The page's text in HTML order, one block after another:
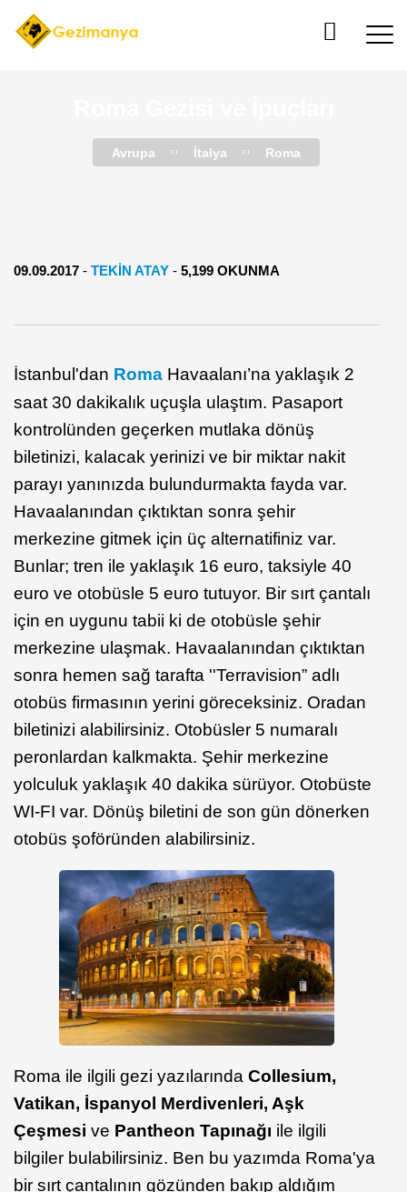
Avrupa İtalya Roma
09.09.2017 - TEKIN ATAY - 5,199 OKUNMA
İstanbul'dan Roma Havaalanı’na yaklaşık 2
saat 30 dakikalık uçuşla ulaştım. Pasaport
kontrolünden geçerken mutlaka dönüş
biletinizi, kalacak yerinizi ve bir miktar nakit
parayı yanınızda bulundurmakta fayda var.
Havaalanından çıktıktan sonra şehir
merkezine gitmek için üç alternatifiniz var.
Bunlar; tren ile yaklaşık 16 euro, taksiyle 40
euro ve otobüsle 5 euro tutuyor. Bir sırt çantalı
için en uygunu tabii ki de otobüsle şehir
merkezine ulaşmak. Havaalanından çıktıktan
sonra hemen sağ tarafta ''Terravision” adlı
otobüs firmasının yerini göreceksiniz. Oradan
biletinizi alabilirsiniz. Otobüsler 5 numaralı
peronlardan kalkmakta. Şehir merkezine
yolculuk yaklaşık 40 dakika sürüyor. Otobüste
WI-FI var. Dönüş biletini de son gün dönerken
otobüs şoföründen alabilirsiniz.
Roma ile ilgili gezi yazılarında Collesium,
Vatikan, İspanyol Merdivenleri, Aşk
Çeşmesi ve Pantheon Tapınağı ile ilgili
bilgiler bulabilirsiniz. Ben bu yazımda Roma'ya
bir sırt çantalının gözünden bakıp aldığım